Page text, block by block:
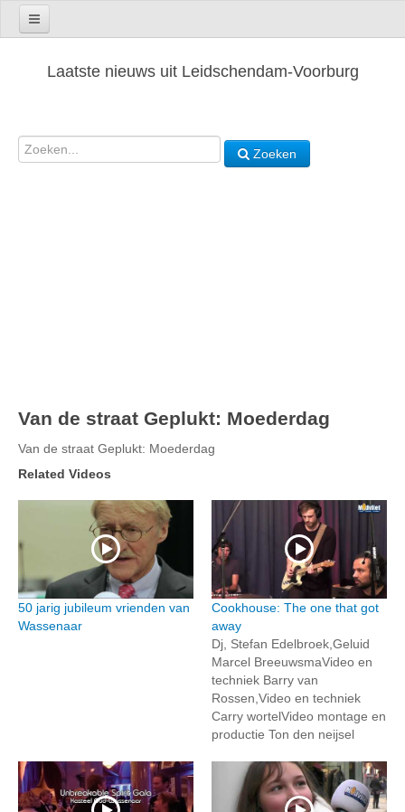
Laatste nieuws uit Leidschendam-Voorburg
Zoeken
Van de straat Geplukt: Moederdag
Van de straat Geplukt: Moederdag
Related Videos
50 jarig jubileum vrienden van
Wassenaar
Cookhouse: The one that got
away
Dj, Stefan Edelbroek,Geluid
Marcel BreeuwsmaVideo en
techniek Barry van
Rossen,Video en techniek
Carry wortelVideo montage en
productie Ton den neijsel